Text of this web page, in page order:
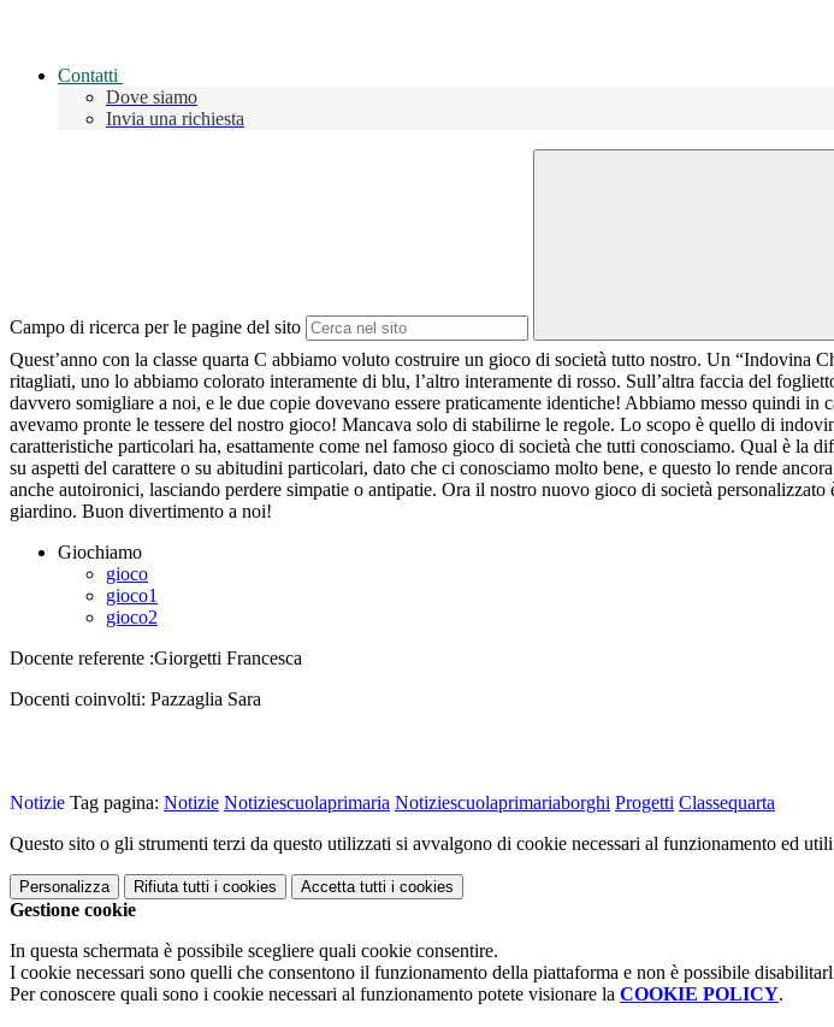
Contatti
Dove siamo
Invia una richiesta
Campo di ricerca per le pagine del sito
Quest’anno con la classe quarta C abbiamo voluto costruire un gioco di società tutto nostro. Un “Indovina
ritagliati, uno lo abbiamo colorato interamente di blu, l’altro interamente di rosso. Sull’altra faccia del
davvero somigliare a noi, e le due copie dovevano essere praticamente identiche! Abbiamo messo quindi
avevamo pronte le tessere del nostro gioco! Mancava solo di stabilirne le regole. Lo scopo è quello di
caratteristiche particolari ha, esattamente come nel famoso gioco di società che tutti conosciamo. Qual è
su aspetti del carattere o su abitudini particolari, dato che ci conosciamo molto bene, e questo lo rende
anche autoironici, lasciando perdere simpatie o antipatie. Ora il nostro nuovo gioco di società
giardino. Buon divertimento a noi!
Giochiamo
gioco
gioco1
gioco2
Docente referente :Giorgetti Francesca
Docenti coinvolti: Pazzaglia Sara
Notizie Tag pagina: Notizie Notiziescuolaprimaria Notiziescuolaprimariaborghi Progetti Classequarta
Questo sito o gli strumenti terzi da questo utilizzati si avvalgono di cookie necessari al funzionamento ed
Personalizza Rifiuta tutti i cookies Accetta tutti i cookies
Gestione cookie
In questa schermata è possibile scegliere quali cookie consentire.
I cookie necessari sono quelli che consentono il funzionamento della piattaforma e non è possibile
Per conoscere quali sono i cookie necessari al funzionamento potete visionare la COOKIE POLICY.